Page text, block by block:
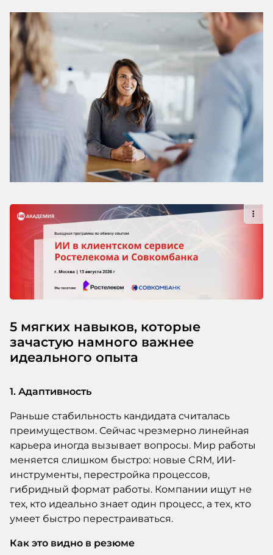
5 мягких навыков, которые
зачастую намного важнее
идеального опыта
1. Адаптивность
Раньше стабильность кандидата считалась
преимуществом. Сейчас чрезмерно линейная
карьера иногда вызывает вопросы. Мир работы
меняется слишком быстро: новые CRM, ИИ-
инструменты, перестройка процессов,
гибридный формат работы. Компании ищут не
тех, кто идеально знает один процесс, а тех, кто
умеет быстро перестраиваться.
Как это видно в резюме